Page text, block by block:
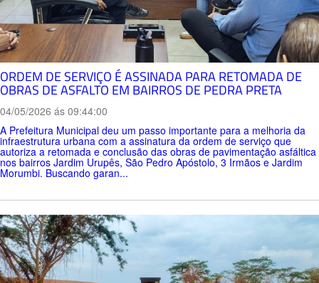
ORDEM DE SERVIÇO É ASSINADA PARA RETOMADA DE
OBRAS DE ASFALTO EM BAIRROS DE PEDRA PRETA
04/05/2026 ás 09:44:00
A Prefeitura Municipal deu um passo importante para a melhoria da
infraestrutura urbana com a assinatura da ordem de serviço que
autoriza a retomada e conclusão das obras de pavimentação asfáltica
nos bairros Jardim Urupês, São Pedro Apóstolo, 3 Irmãos e Jardim
Morumbi. Buscando garan...